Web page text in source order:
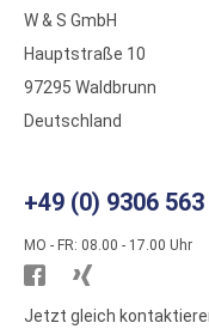
W & S GmbH
Hauptstraße 10
97295 Waldbrunn
Deutschland
+49 (0) 9306
MO - FR: 08.00 - 17.00 Uhr
Besuchen
Sie
Sie
Jetzt gleich